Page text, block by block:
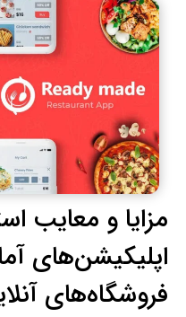
مزایا و معایب
اپلیکیشن‌های
فروشگاه‌های